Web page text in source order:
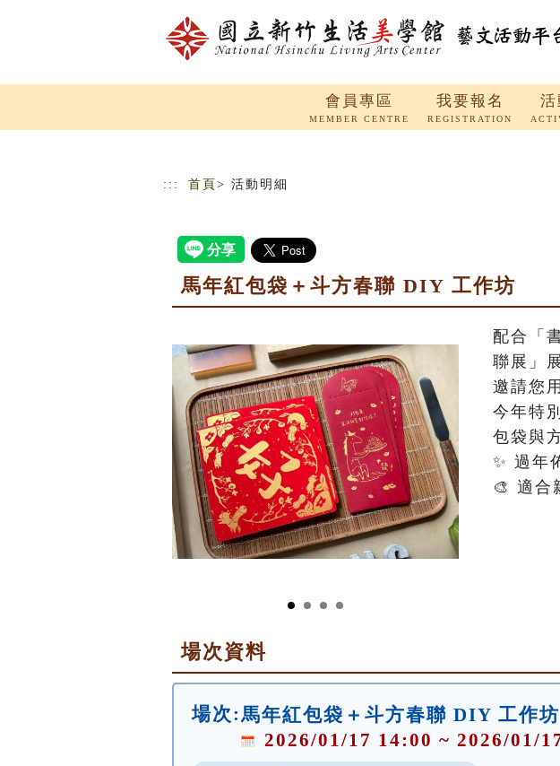
會員專區
MEMBER CENTRE
我要報名
REGISTRATION
活
::: 首頁 > 活動明細
馬年紅包袋＋斗方春聯 DIY 工作坊
配合「
聯展」
邀請您
今年特
包袋與
✨ 過年
🎨 適合
場次資料
場次:馬年紅包袋＋斗方春聯 DIY 工作坊
2026/01/17 14:00 ~ 2026/01/